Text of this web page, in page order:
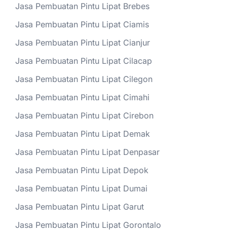
Jasa Pembuatan Pintu Lipat Brebes
Jasa Pembuatan Pintu Lipat Ciamis
Jasa Pembuatan Pintu Lipat Cianjur
Jasa Pembuatan Pintu Lipat Cilacap
Jasa Pembuatan Pintu Lipat Cilegon
Jasa Pembuatan Pintu Lipat Cimahi
Jasa Pembuatan Pintu Lipat Cirebon
Jasa Pembuatan Pintu Lipat Demak
Jasa Pembuatan Pintu Lipat Denpasar
Jasa Pembuatan Pintu Lipat Depok
Jasa Pembuatan Pintu Lipat Dumai
Jasa Pembuatan Pintu Lipat Garut
Jasa Pembuatan Pintu Lipat Gorontalo